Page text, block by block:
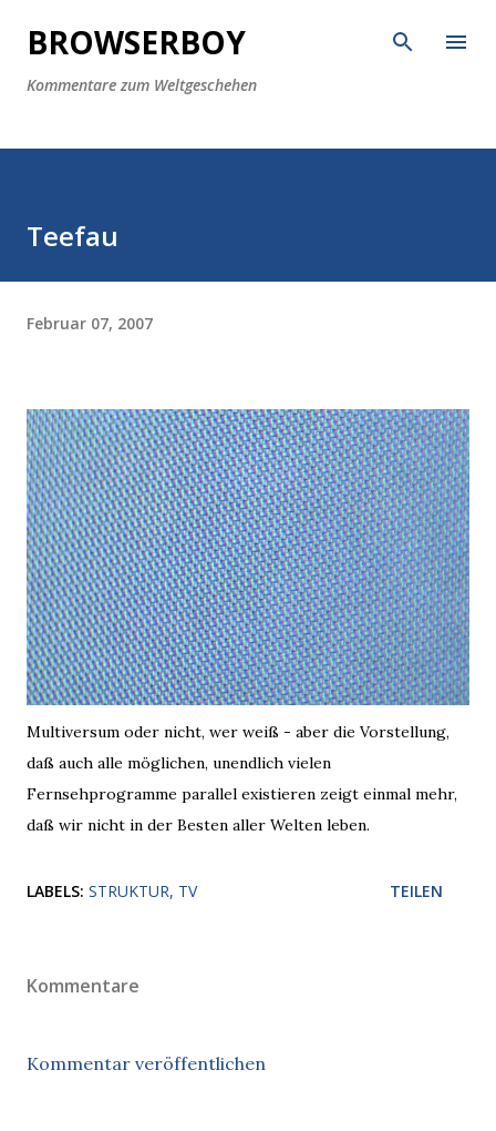
Direkt zum Hauptbereich
BROWSERBOY
Kommentare zum Weltgeschehen
Teefau
Februar 07, 2007
Multiversum oder nicht, wer weiß - aber die Vorstellung,
daß auch alle möglichen, unendlich vielen
Fernsehprogramme parallel existieren zeigt einmal mehr,
daß wir nicht in der Besten aller Welten leben.
LABELS: STRUKTUR TV TEILEN
Kommentare
Kommentar veröffentlichen